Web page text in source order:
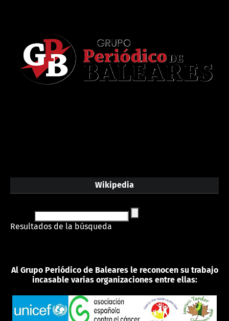
Wikipedia
Resultados de la búsqueda
Al Grupo Periódico de Baleares le reconocen su trabajo
incasable varias organizaciones entre ellas: